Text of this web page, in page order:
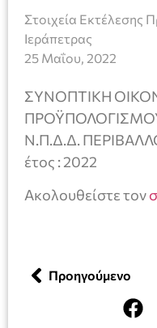
Στοιχεία Εκτέλεσης
Ιεράπετρας
25 Μαΐου, 2022
ΣΥΝΟΠΤΙΚΗ
Ν.Π.Δ.Δ.
έτος : 2022
Ακολουθείστε τον
Προηγούμενο